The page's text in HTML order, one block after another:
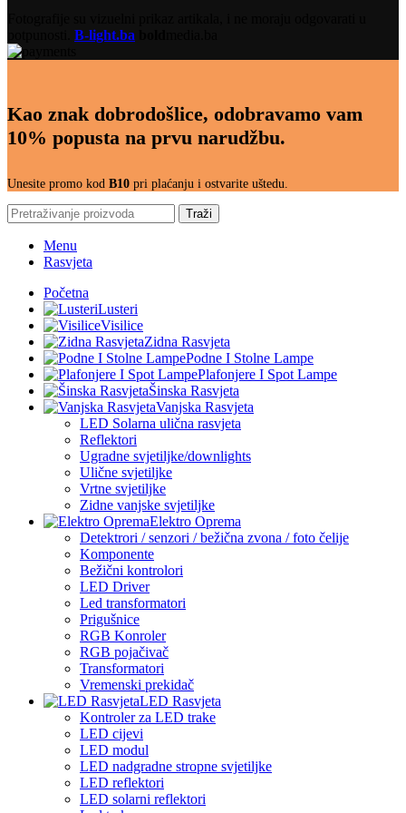
B-light.ba
Kao znak dobrodošlice, odobravamo vam
10% popusta na prvu narudžbu.
Unesite promo kod B10 pri plaćanju i ostvarite uštedu.
Traži
Menu
Rasvjeta
Početna
Lusteri
Visilice
Zidna Rasvjeta
Podne I Stolne Lampe
Plafonjere I Spot Lampe
Šinska Rasvjeta
Vanjska Rasvjeta
LED Solarna ulična rasvjeta
Reflektori
Ugradne svjetiljke/downlights
Ulične svjetiljke
Vrtne svjetiljke
Zidne vanjske svjetiljke
Elektro Oprema
Detektrori / senzori / bežična zvona / foto čelije
Komponente
Bežični kontrolori
LED Driver
Led transformatori
Prigušnice
RGB Konroler
RGB pojačivač
Transformatori
Vremenski prekidač
LED Rasvjeta
Kontroler za LED trake
LED cijevi
LED modul
LED nadgradne stropne svjetiljke
LED reflektori
LED solarni reflektori